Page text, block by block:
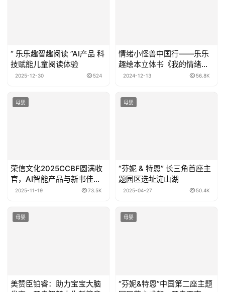
“ 乐乐趣智趣阅读 ”AI产品 科
技赋能儿童阅读体验
2025-12-30 524
情绪小怪兽中国行——乐乐
趣绘本立体书《我的情绪小
怪兽》读者见面会圆满举办
2024-12-13 56.8K
母婴
荣信文化2025CCBF圆满收
官，AI智能产品与新书佳作
实力圈粉！
2025-11-19 73.5K
母婴
“芬妮 & 特恩” 长三角首座主
题园区选址淀山湖
2025-04-27 50.4K
母婴
美赞臣铂睿：助力宝宝大脑
母婴
“芬妮&特恩”中国第二座主题